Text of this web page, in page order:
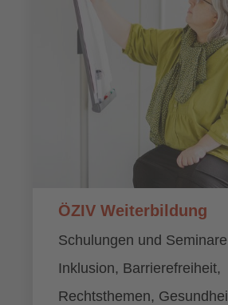
ÖZIV Weiterbildung
Schulungen und
Inklusion, Barrierefreiheit,
Rechtsthemen,